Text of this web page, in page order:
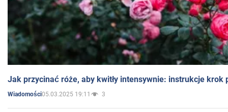
Jak przycinać róże, aby kwitły intensywnie: instrukcje krok
Wiadomości05.03.2025 19:11 3